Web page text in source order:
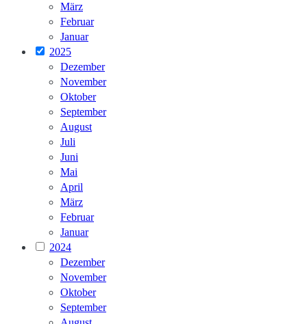
März
Februar
Januar
2025
Dezember
November
Oktober
September
August
Juli
Juni
Mai
April
März
Februar
Januar
2024
Dezember
November
Oktober
September